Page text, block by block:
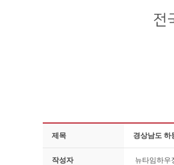
제목 경상남도 하
작성자 뉴타임하우